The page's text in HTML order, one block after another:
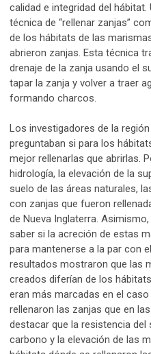
calidad e integridad del
técnica de “rellenar zanjas”
de los hábitats de las
abrieron zanjas. Esta técnica
drenaje de la zanja usando el
tapar la zanja y volver a traer
formando charcos.
Los investigadores de la
preguntaban si para los
mejor rellenarlas que abrirlas.
hidrología, la elevación de la
suelo de las áreas naturales,
con zanjas que fueron
de Nueva Inglaterra.
saber si la acreción de estas
para mantenerse a la par con
resultados mostraron que las
creados diferían de los
eran más marcadas en el
rellenaron las zanjas que en
destacar que la resistencia del
carbono y la elevación de las